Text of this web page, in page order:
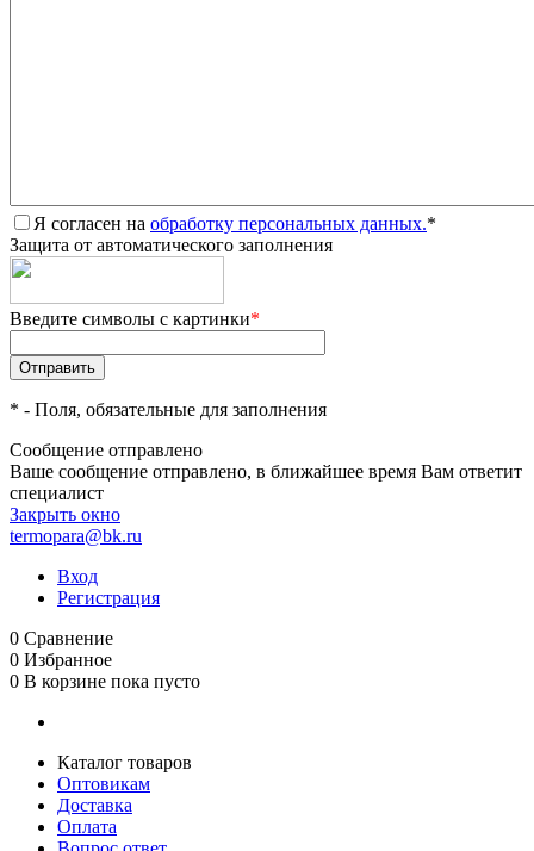
Я согласен на обработку персональных данных.*
Защита от автоматического заполнения
Введите символы с картинки*
* - Поля, обязательные для заполнения
Сообщение отправлено
Ваше сообщение отправлено, в ближайшее время Вам ответит
специалист
Закрыть окно
termopara@bk.ru
Вход
Регистрация
0 Сравнение
0 Избранное
0 В корзине пока пусто
Каталог товаров
Оптовикам
Доставка
Оплата